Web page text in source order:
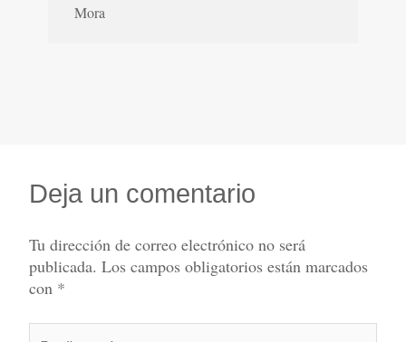
Mora
Deja un comentario
Tu dirección de correo electrónico no será
publicada. Los campos obligatorios están marcados
con *